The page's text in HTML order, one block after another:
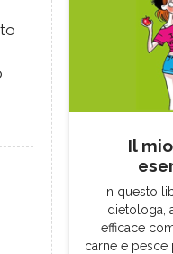
Il
In questo
dietologa,
efficace
carne e